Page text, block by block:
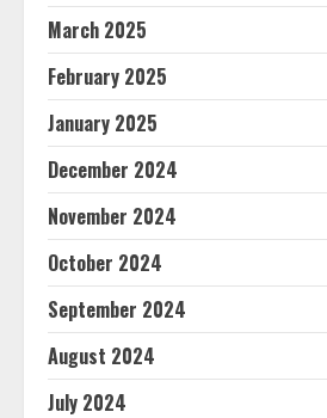
March 2025
February 2025
January 2025
December 2024
November 2024
October 2024
September 2024
August 2024
July 2024